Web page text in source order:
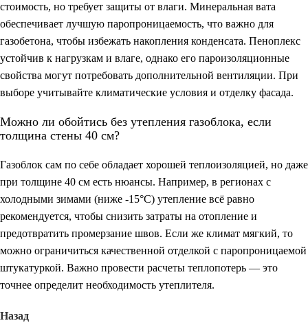
стоимость, но требует защиты от влаги. Минеральная вата
обеспечивает лучшую паропроницаемость, что важно для
газобетона, чтобы избежать накопления конденсата. Пеноплекс
устойчив к нагрузкам и влаге, однако его пароизоляционные
свойства могут потребовать дополнительной вентиляции. При
выборе учитывайте климатические условия и отделку фасада.
Можно ли обойтись без утепления газоблока, если
толщина стены 40 см?
Газоблок сам по себе обладает хорошей теплоизоляцией, но даже
при толщине 40 см есть нюансы. Например, в регионах с
холодными зимами (ниже -15°C) утепление всё равно
рекомендуется, чтобы снизить затраты на отопление и
предотвратить промерзание швов. Если же климат мягкий, то
можно ограничиться качественной отделкой с паропроницаемой
штукатуркой. Важно провести расчеты теплопотерь — это
точнее определит необходимость утеплителя.
Назад